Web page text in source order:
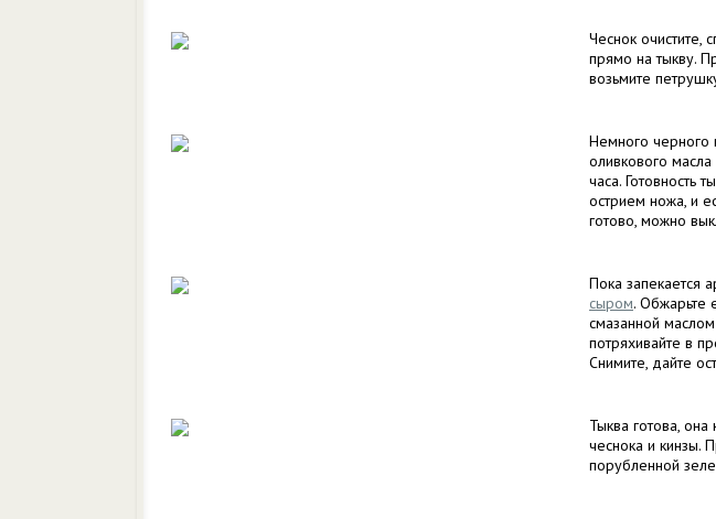
Чеснок очистите,
прямо на тыкву.
возьмите
Немного черного
оливкового масла
часа. Готовность
острием ножа, и
готово, можно
Пока запекается
сыром. Обжарьте
смазанной
потряхивайте в
Снимите, дайте
Тыква готова,
чеснока и кинзы.
порубленной